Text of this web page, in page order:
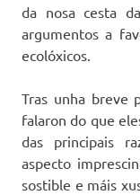
da nosa cesta
argumentos a
ecolóxicos.
Tras unha breve
falaron do que
das principais
aspecto
sostible e máis